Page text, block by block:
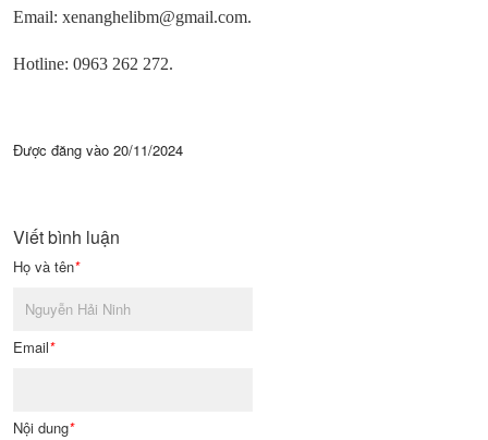
Email: xenanghelibm@gmail.com.
Hotline: 0963 262 272.
Được đăng vào 20/11/2024
Viết bình luận
Họ và tên*
Email*
Nội dung*